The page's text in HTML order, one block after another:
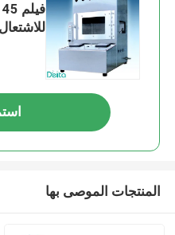
للاشتعال
المنتجات الموصى بها